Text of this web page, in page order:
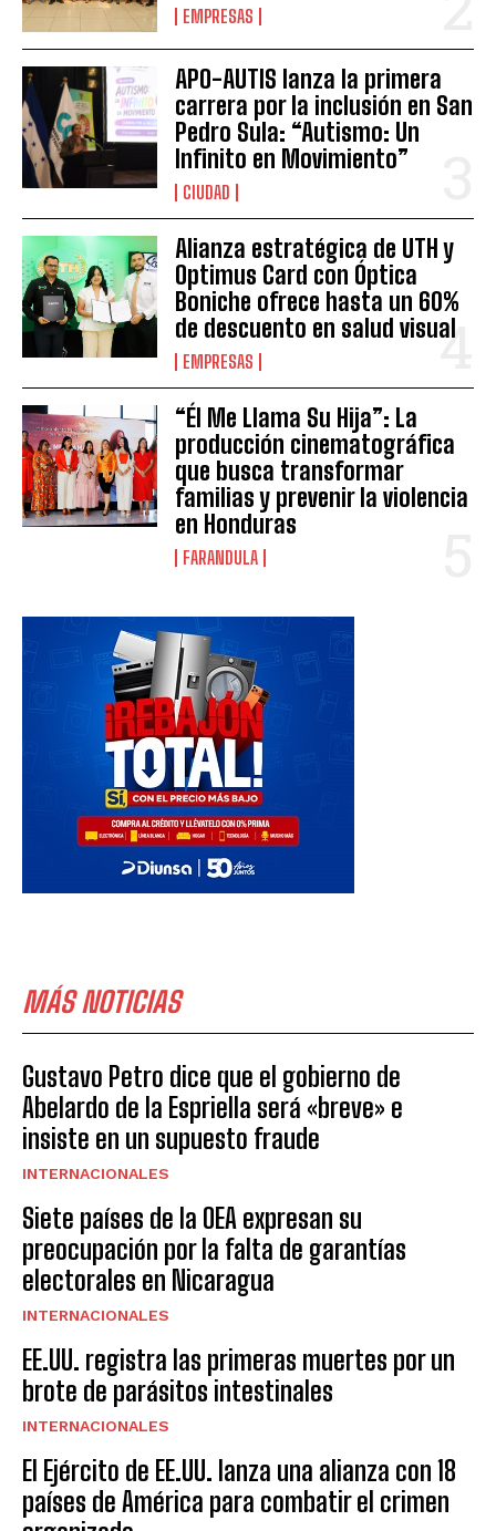
EMPRESAS
APO-AUTIS lanza la primera
carrera por la inclusión en San
Pedro Sula: “Autismo: Un
Infinito en Movimiento”
CIUDAD
Alianza estratégica de UTH y
Optimus Card con Óptica
Boniche ofrece hasta un 60%
de descuento en salud visual
EMPRESAS
“Él Me Llama Su Hija”: La
producción cinematográfica
que busca transformar
familias y prevenir la violencia
en Honduras
FARANDULA
MÁS NOTICIAS
Gustavo Petro dice que el gobierno de
Abelardo de la Espriella será «breve» e
insiste en un supuesto fraude
INTERNACIONALES
Siete países de la OEA expresan su
preocupación por la falta de garantías
electorales en Nicaragua
INTERNACIONALES
EE.UU. registra las primeras muertes por un
brote de parásitos intestinales
INTERNACIONALES
El Ejército de EE.UU. lanza una alianza con 18
países de América para combatir el crimen